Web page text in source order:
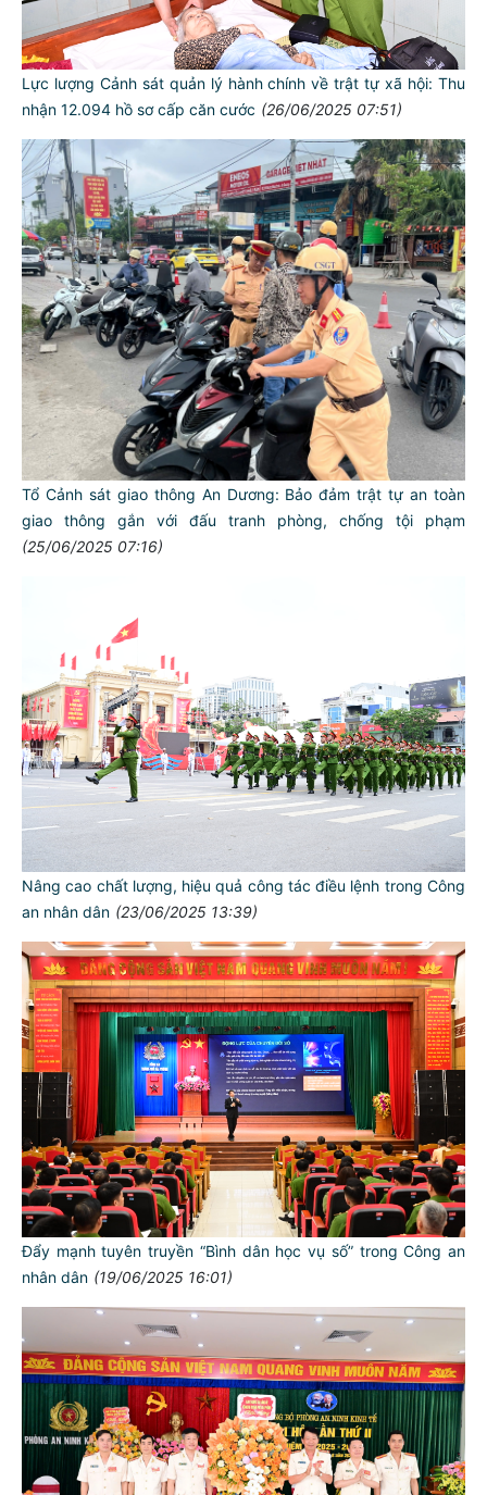
Lực lượng Cảnh sát quản lý hành chính về trật tự xã hội: Thu
nhận 12.094 hồ sơ cấp căn cước (26/06/2025 07:51)
Tổ Cảnh sát giao thông An Dương: Bảo đảm trật tự an toàn
giao thông gắn với đấu tranh phòng, chống tội phạm
(25/06/2025 07:16)
Nâng cao chất lượng, hiệu quả công tác điều lệnh trong Công
an nhân dân (23/06/2025 13:39)
Đẩy mạnh tuyên truyền “Bình dân học vụ số” trong Công an
nhân dân (19/06/2025 16:01)